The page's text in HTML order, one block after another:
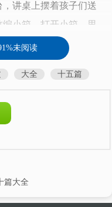
讲桌上摆着孩子们送
小箱。打开小箱，里
开纸鹤，是一句句写
指路：“亲爱的老
中对您最美的祝福，
开，上面写着：“赵
师，也是让我如此感
，不会因为您是老师
本上写的话‘老师从
了!’不知为什么的，
未阅读
大全 十五篇
篇大全